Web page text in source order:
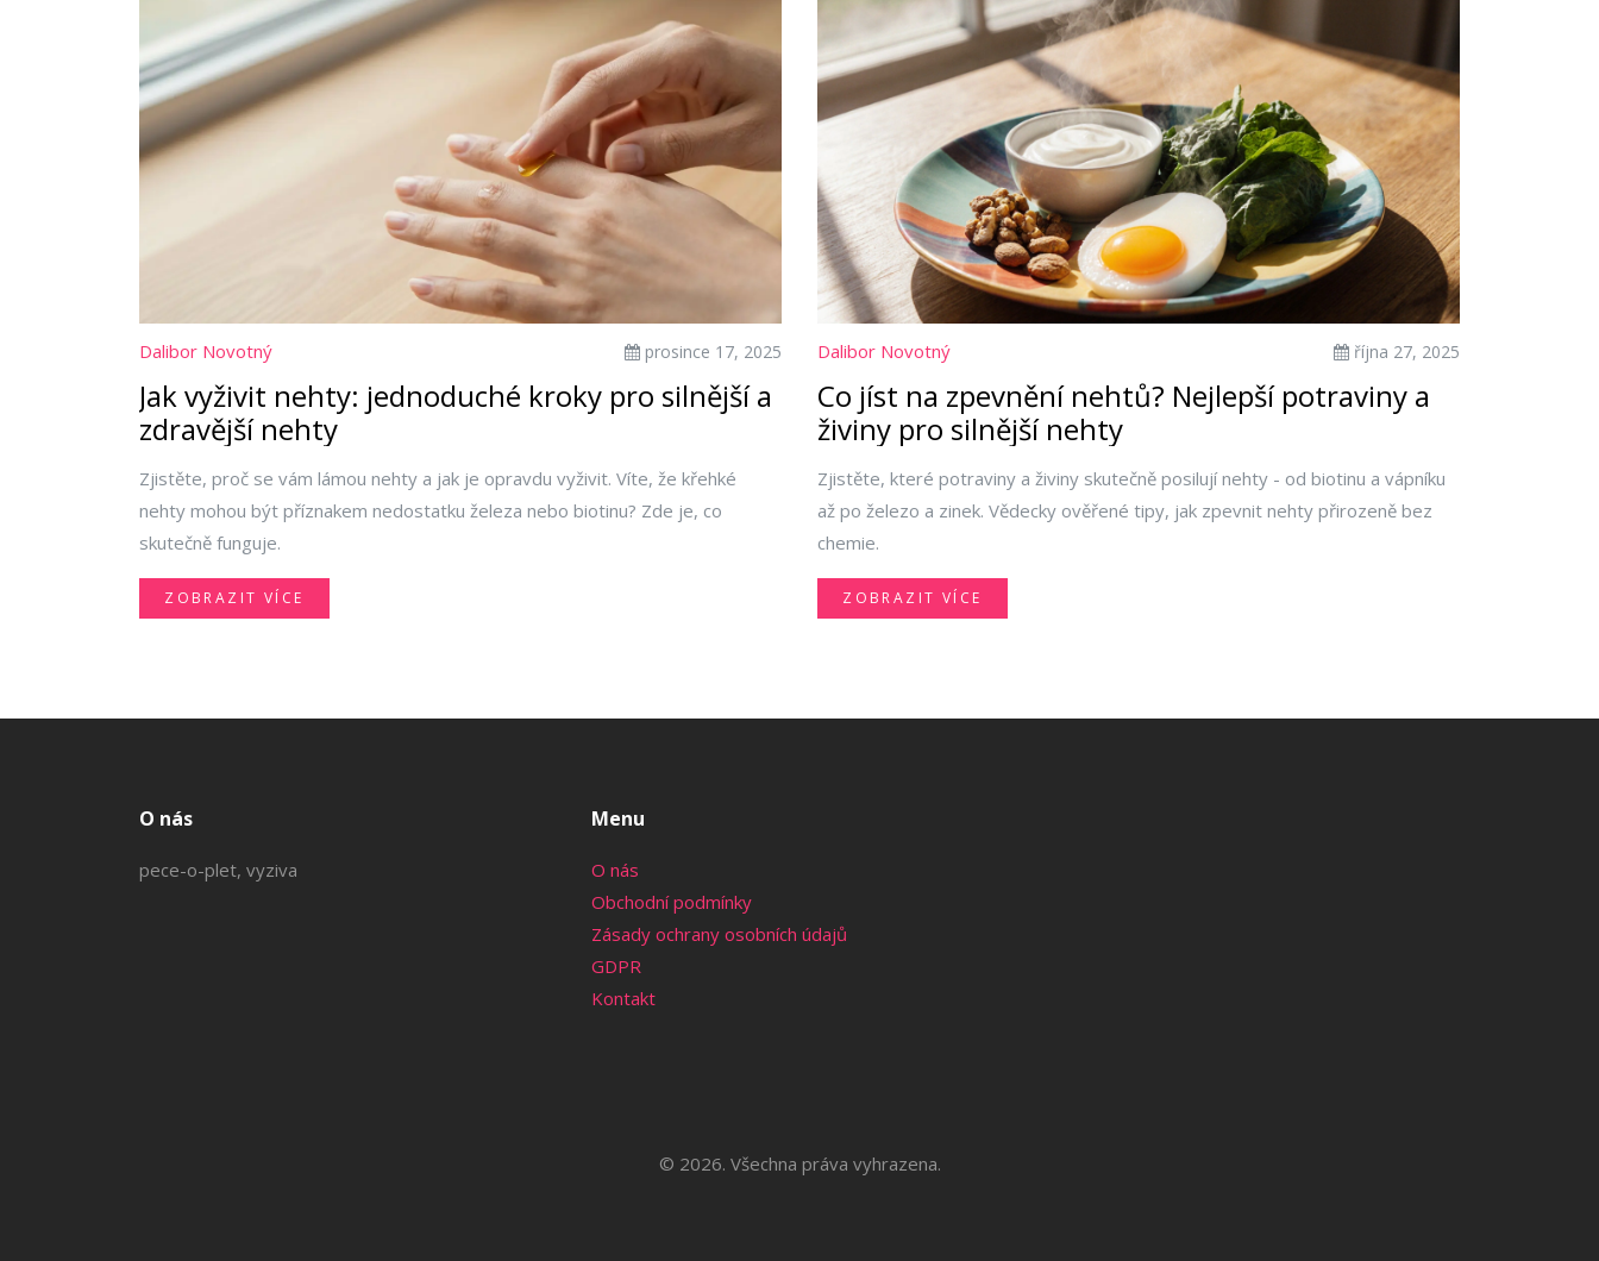
Dalibor Novotný prosince 17, 2025
Jak vyživit nehty: jednoduché kroky pro silnější a
zdravější nehty
Zjistěte, proč se vám lámou nehty a jak je opravdu vyživit. Víte, že křehké
nehty mohou být příznakem nedostatku železa nebo biotinu? Zde je, co
skutečně funguje.
ZOBRAZIT VÍCE
Dalibor Novotný října 27, 2025
Co jíst na zpevnění nehtů? Nejlepší potraviny a
živiny pro silnější nehty
Zjistěte, které potraviny a živiny skutečně posilují nehty - od biotinu a vápníku
až po železo a zinek. Vědecky ověřené tipy, jak zpevnit nehty přirozeně bez
chemie.
ZOBRAZIT VÍCE
O nás
pece-o-plet, vyziva
Menu
O nás
Obchodní podmínky
Zásady ochrany osobních údajů
GDPR
Kontakt
© 2026. Všechna práva vyhrazena.